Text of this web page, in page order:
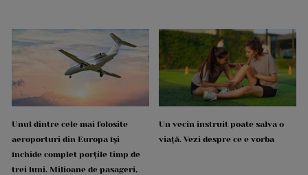
Unul dintre cele mai folosite
aeroporturi din Europa își
închide complet porțile timp de
trei luni. Milioane de pasageri,
Un vecin instruit poate salva o
viață. Vezi despre ce e vorba